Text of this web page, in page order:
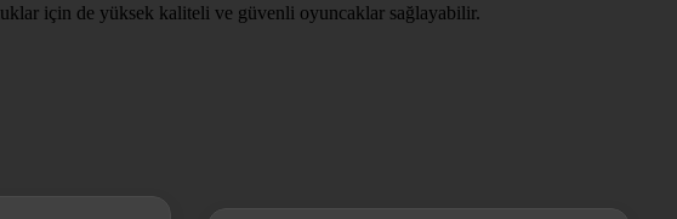
için de yüksek kaliteli ve güvenli oyuncaklar sağlayabilir.